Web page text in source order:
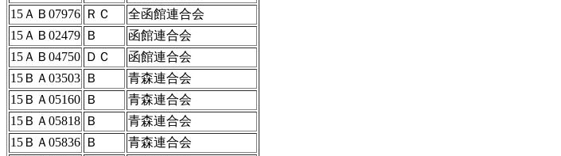
15ＡＢ07976 ＲＣ
全函館連合会
15ＡＢ02479 Ｂ
函館連合会
15ＡＢ04750 ＤＣ
函館連合会
15ＢＡ03503 Ｂ
青森連合会
15ＢＡ05160 Ｂ
青森連合会
15ＢＡ05818 Ｂ
青森連合会
15ＢＡ05836 Ｂ
青森連合会